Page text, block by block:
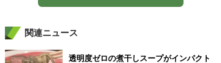
関連ニュース
透明度ゼロの煮干しスープがインパクト